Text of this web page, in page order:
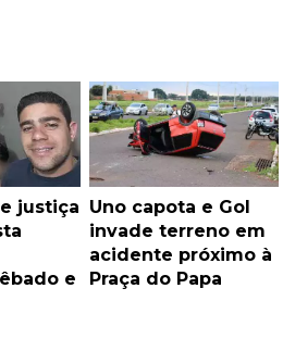
justiça
e
Uno capota e Gol
invade terreno em
acidente próximo à
Praça do Papa